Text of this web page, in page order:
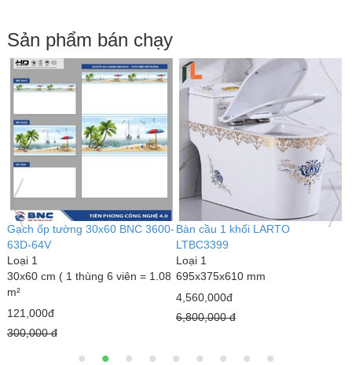
Sản phẩm bán chạy
Gạch ốp tường 30x60 BNC 3600-
63D-64V
Loại 1
30x60 cm ( 1 thùng 6 viên = 1.08
m²
121,000đ
300,000 đ
Bàn cầu 1 khối LARTO
LTBC3399
Loại 1
695x375x610 mm
4,560,000đ
6,800,000 đ